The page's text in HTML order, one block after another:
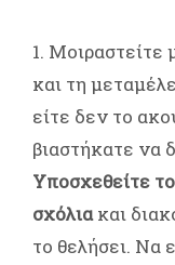
1. Μοιραστείτε
και τη
είτε δεν το
βιαστήκατε να
Υποσχεθείτε
σχόλιακαι
το θελήσει. Να